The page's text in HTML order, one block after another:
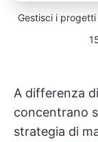
Gestisci i
A differenza
concentrano
strategia di